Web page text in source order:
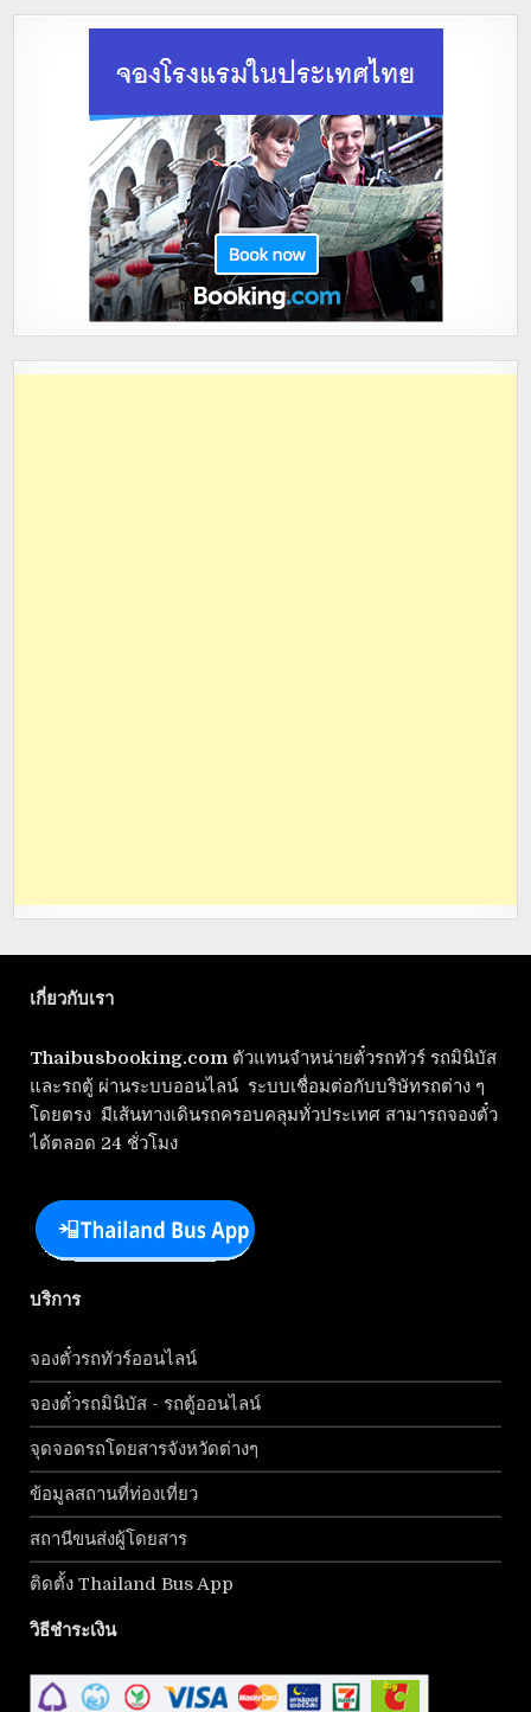
เกี่ยวกับเรา
Thaibusbooking.com ตัวแทนจำหน่ายตั๋วรถทัวร์ รถมินิบัส
และรถตู้ ผ่านระบบออนไลน์ ระบบเชื่อมต่อกับบริษัทรถต่าง ๆ
โดยตรง มีเส้นทางเดินรถครอบคลุมทั่วประเทศ สามารถจองตั๋ว
ได้ตลอด 24 ชั่วโมง
บริการ
จองตั๋วรถทัวร์ออนไลน์
จองตั๋วรถมินิบัส - รถตู้ออนไลน์
จุดจอดรถโดยสารจังหวัดต่างๆ
ข้อมูลสถานที่ท่องเที่ยว
สถานีขนส่งผู้โดยสาร
ติดตั้ง Thailand Bus App
วิธีชำระเงิน